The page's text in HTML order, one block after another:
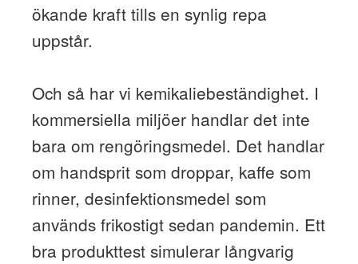
ökande kraft tills en synlig repa
uppstår.
Och så har vi kemikaliebeständighet. I
kommersiella miljöer handlar det inte
bara om rengöringsmedel. Det handlar
om handsprit som droppar, kaffe som
rinner, desinfektionsmedel som
används frikostigt sedan pandemin. Ett
bra produkttest simulerar långvarig